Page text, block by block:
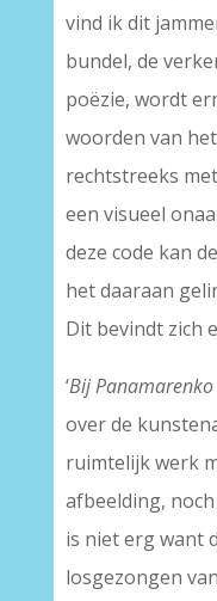
vind ik dit
bundel, de
poëzie, wordt
woorden van
rechtstreeks
een visueel
deze code kan
het daaraan
Dit bevindt zich
‘Bij Panamarenko
over de
ruimtelijk werk
afbeelding,
is niet erg want
losgezongen